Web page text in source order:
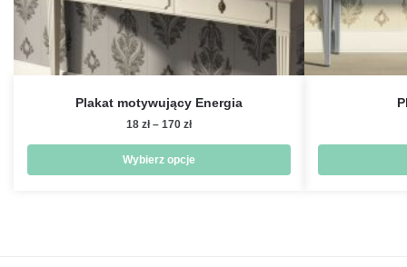
Plakat motywujący Energia
18 zł – 170 złZakres
od
18 zł
Wybierz opcje